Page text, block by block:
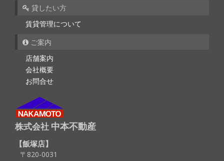
貸したい方
賃貸管理について
ご案内
店舗案内
会社概要
お問合せ
株式会社 中本不動産
飯塚店
〒820-0031